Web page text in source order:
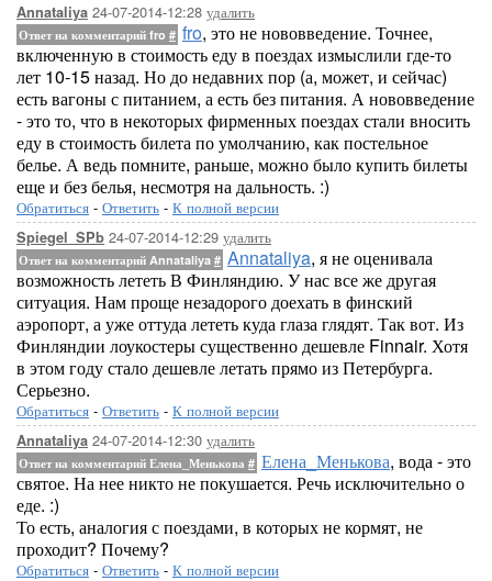
Annataliya 24-07-2014-12:28 удалить
Ответ на комментарий fro # fro, это не нововведение. Точнее,
включенную в стоимость еду в поездах измыслили где-то
лет 10-15 назад. Но до недавних пор (а, может, и сейчас)
есть вагоны с питанием, а есть без питания. А нововведение
- это то, что в некоторых фирменных поездах стали вносить
еду в стоимость билета по умолчанию, как постельное
белье. А ведь помните, раньше, можно было купить билеты
еще и без белья, несмотря на дальность. :)
Обратиться - Ответить - К полной версии
Spiegel_SPb 24-07-2014-12:29 удалить
Ответ на комментарий Annataliya # Annataliya, я не оценивала
возможность лететь В Финляндию. У нас все же другая
ситуация. Нам проще незадорого доехать в финский
аэропорт, а уже оттуда лететь куда глаза глядят. Так вот. Из
Финляндии лоукостеры существенно дешевле Finnair. Хотя
в этом году стало дешевле летать прямо из Петербурга.
Серьезно.
Обратиться - Ответить - К полной версии
Annataliya 24-07-2014-12:30 удалить
Ответ на комментарий Елена_Менькова # Елена_Менькова, вода - это
святое. На нее никто не покушается. Речь исключительно о
еде. :)
То есть, аналогия с поездами, в которых не кормят, не
проходит? Почему?
Обратиться - Ответить - К полной версии